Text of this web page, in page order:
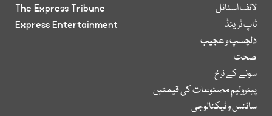
لائف اسٹائل
ٹاپ ٹرینڈ
دلچسپ و عجیب
صحت
سونے کے نرخ
پیٹرولیم مصنوعات کی قیمتیں
سائنس و ٹیکنالوجی
The Express Tribune
Express Entertainment